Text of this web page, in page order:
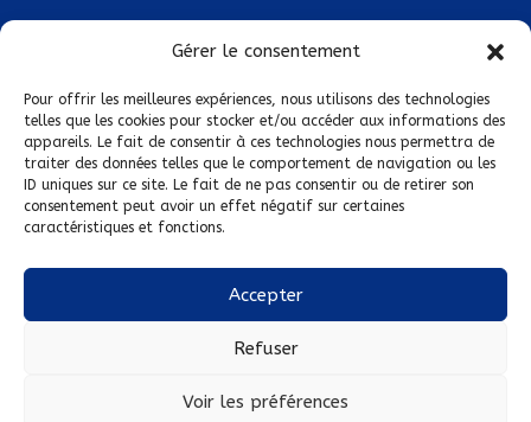
Gérer le consentement
Pour offrir les meilleures expériences, nous utilisons des technologies
telles que les cookies pour stocker et/ou accéder aux informations des
appareils. Le fait de consentir à ces technologies nous permettra de
traiter des données telles que le comportement de navigation ou les
ID uniques sur ce site. Le fait de ne pas consentir ou de retirer son
consentement peut avoir un effet négatif sur certaines
caractéristiques et fonctions.
Accepter
Refuser
Voir les préférences
Devenez Délégué·e Régional·e !
Trouvez-nous près de chez vous !
Mentions légales
Conditions générales de vente
Politique de confidentialité